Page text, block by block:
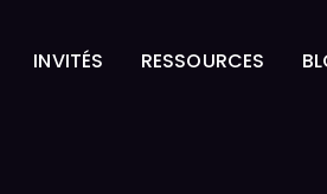
INVITÉS
RESSOURCES